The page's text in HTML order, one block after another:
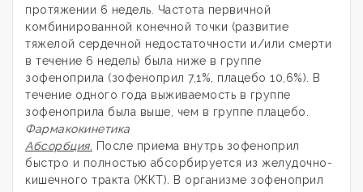
протяжении 6 недель. Частота первичной
комбинированной конечной точки (развитие
тяжелой сердечной недостаточности и/или смерти
в течение 6 недель) была ниже в группе
зофеноприла (зофеноприл 7,1%, плацебо 10,6%). В
течение одного года выживаемость в группе
зофеноприла была выше, чем в группе плацебо.
Фармакокинетика
Абсорбция. После приема внутрь зофеноприл
быстро и полностью абсорбируется из желудочно-
кишечного тракта (ЖКТ). В организме зофеноприл